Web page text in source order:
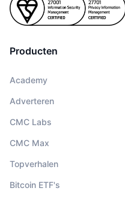
Producten
Academy
Adverteren
CMC Labs
CMC Max
Topverhalen
Bitcoin ETF's